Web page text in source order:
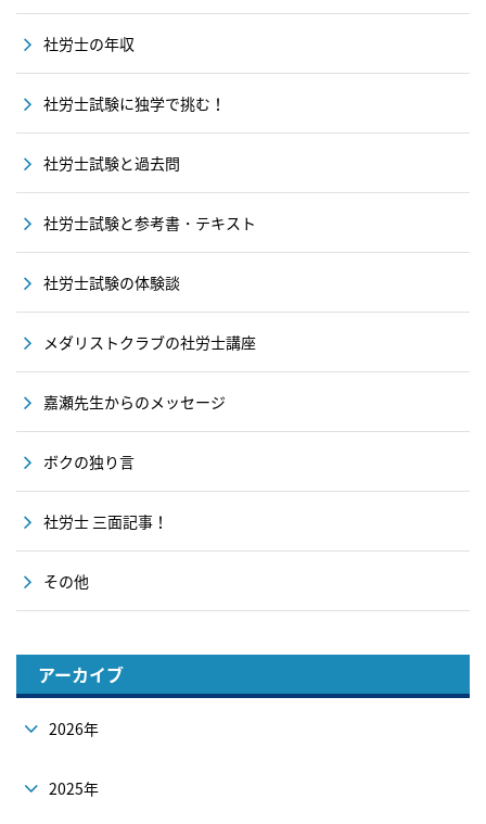
社労士の年収
社労士試験に独学で挑む！
社労士試験と過去問
社労士試験と参考書・テキスト
社労士試験の体験談
メダリストクラブの社労士講座
嘉瀬先生からのメッセージ
ボクの独り言
社労士 三面記事！
その他
アーカイブ
2026年
2025年